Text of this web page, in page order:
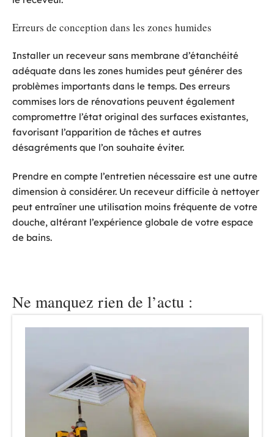
Erreurs de conception dans les zones humides
Installer un receveur sans membrane d’étanchéité
adéquate dans les zones humides peut générer des
problèmes importants dans le temps. Des erreurs
commises lors de rénovations peuvent également
compromettre l’état original des surfaces existantes,
favorisant l’apparition de tâches et autres
désagréments que l’on souhaite éviter.
Prendre en compte l’entretien nécessaire est une autre
dimension à considérer. Un receveur difficile à nettoyer
peut entraîner une utilisation moins fréquente de votre
douche, altérant l’expérience globale de votre espace
de bains.
Ne manquez rien de l’actu :